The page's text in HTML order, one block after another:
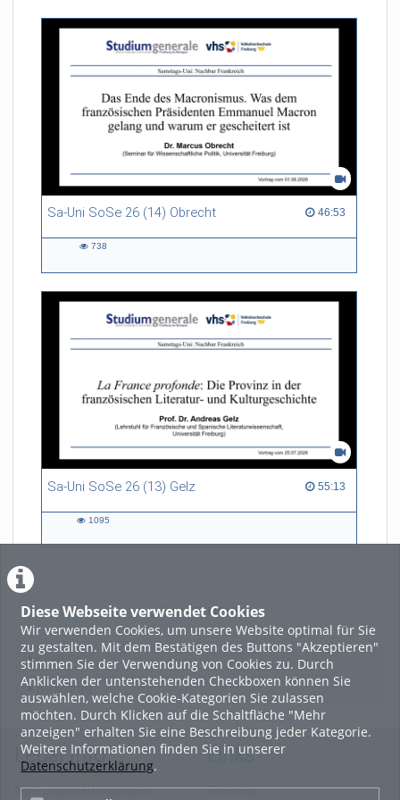
Diese Webseite verwendet Cookies
Wir verwenden Cookies, um unsere Website optimal für Sie
zu gestalten. Mit dem Bestätigen des Buttons "Akzeptieren"
stimmen Sie der Verwendung von Cookies zu. Durch
Anklicken der untenstehenden Checkboxen können Sie
auswählen, welche Cookie-Kategorien Sie zulassen
möchten. Durch Klicken auf die Schaltfläche "Mehr
anzeigen" erhalten Sie eine Beschreibung jeder Kategorie.
Weitere Informationen finden Sie in unserer
Datenschutzerklärung.
Sa-Uni SoSe 26 (14) Obrecht 46:53
46:53 duration
738
Sa-Uni SoSe 26 (13) Gelz 55:13
55:13 duration
1095
LADE MEHR
Featured
Beliebtheit
Legal Info
Nutzungsbedingungen
Links
Sitemap